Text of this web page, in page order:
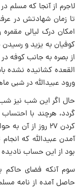
لاجرم از آنجا که
تا زمان شهادتش در
امکان درک لیالی
کوفیان به یزید و رسیدن
از بصره به جانب کوفه در
القعده کشانیده نشده
ورود عبیدالله در شبی
حال اگر این شب نیز
گردد، هرچند با
کردن ۲۷ روز از
آمدن عبیدالله که
بود از این حساب
سوم آنکه فضای حاکم
حاصل آمده از نامه